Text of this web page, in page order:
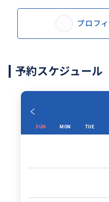
プロフ
予約スケジュール
SUN MON TUE